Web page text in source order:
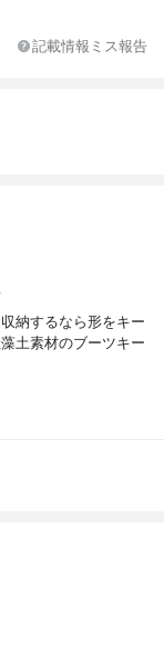
記載情報ミス報告
納するなら形をキー
土素材のブーツキー